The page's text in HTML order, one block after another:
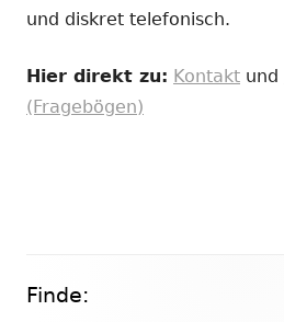
und diskret telefonisch.
Hier direkt zu: Kontakt und
(Fragebögen)
Haupt-
Finde: